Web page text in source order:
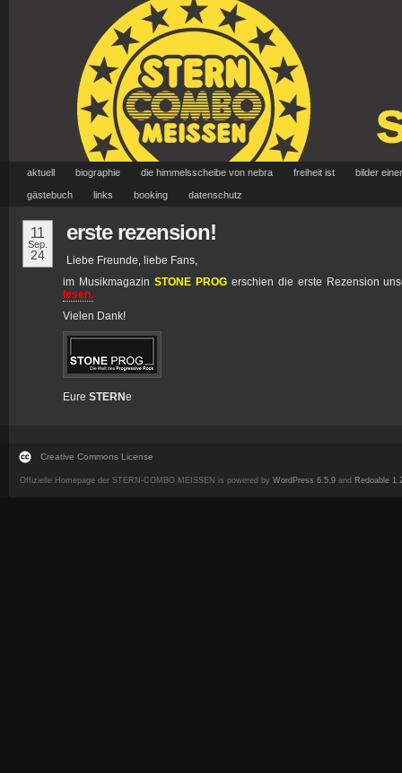
aktuell biographie die himmelsscheibe von nebra freiheit ist bilder
gästebuch links booking datenschutz
11
Sep.
24
erste rezension!
Liebe Freunde, liebe Fans,
im Musikmagazin STONE PROGerschien die erste Rezension
lesen.
Vielen Dank!
Eure STERNe
Creative Commons License
Offizielle Homepage der STERN-COMBO MEISSEN is powered by WordPress 6.5.9 and Redoable